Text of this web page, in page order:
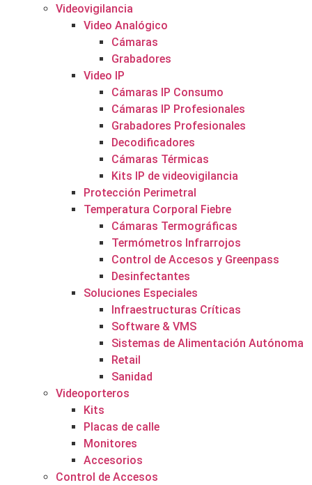
Videovigilancia
Video Analógico
Cámaras
Grabadores
Video IP
Cámaras IP Consumo
Cámaras IP Profesionales
Grabadores Profesionales
Decodificadores
Cámaras Térmicas
Kits IP de videovigilancia
Protección Perimetral
Temperatura Corporal Fiebre
Cámaras Termográficas
Termómetros Infrarrojos
Control de Accesos y Greenpass
Desinfectantes
Soluciones Especiales
Infraestructuras Críticas
Software & VMS
Sistemas de Alimentación Autónoma
Retail
Sanidad
Videoporteros
Kits
Placas de calle
Monitores
Accesorios
Control de Accesos